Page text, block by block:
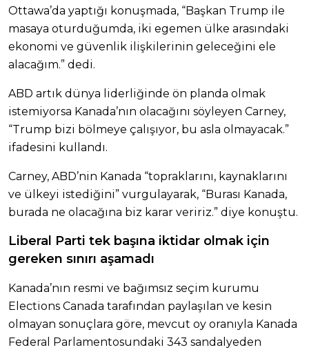
Ottawa’da yaptığı konuşmada, “Başkan Trump ile
masaya oturduğumda, iki egemen ülke arasındaki
ekonomi ve güvenlik ilişkilerinin geleceğini ele
alacağım.” dedi.
ABD artık dünya liderliğinde ön planda olmak
istemiyorsa Kanada’nın olacağını söyleyen Carney,
“Trump bizi bölmeye çalışıyor, bu asla olmayacak.”
ifadesini kullandı.
Carney, ABD’nin Kanada “topraklarını, kaynaklarını
ve ülkeyi istediğini” vurgulayarak, “Burası Kanada,
burada ne olacağına biz karar veririz.” diye konuştu.
Liberal Parti tek başına iktidar olmak için
gereken sınırı aşamadı
Kanada’nın resmi ve bağımsız seçim kurumu
Elections Canada tarafından paylaşılan ve kesin
olmayan sonuçlara göre, mevcut oy oranıyla Kanada
Federal Parlamentosundaki 343 sandalyeden